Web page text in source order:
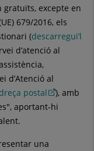
gratuïts, excepte en
679/2016, els
(descarregui’l
d’atenció al
d’Atenció al
postal
), amb
aportant-hi
una